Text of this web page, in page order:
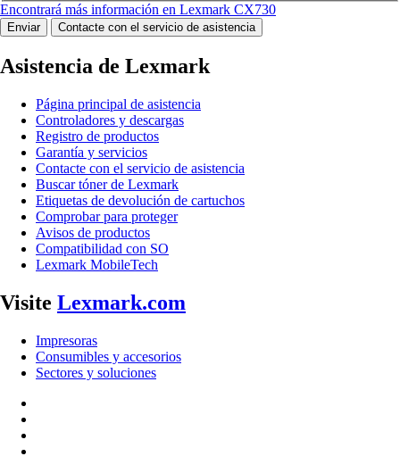
Encontrará más información en Lexmark CX730
Enviar Contacte con el servicio de asistencia
Asistencia de Lexmark
Página principal de asistencia
Controladores y descargas
Registro de productos
Garantía y servicios
Contacte con el servicio de asistencia
Buscar tóner de Lexmark
Etiquetas de devolución de cartuchos
Comprobar para proteger
Avisos de productos
Compatibilidad con SO
Lexmark MobileTech
Visite Lexmark.com
Impresoras
Consumibles y accesorios
Sectores y soluciones